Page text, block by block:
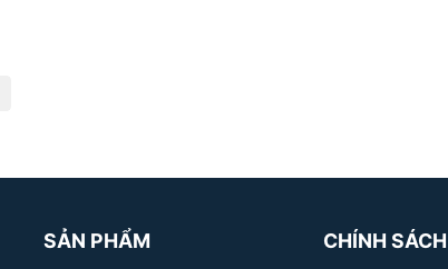
SẢN PHẨM CHÍNH SÁCH